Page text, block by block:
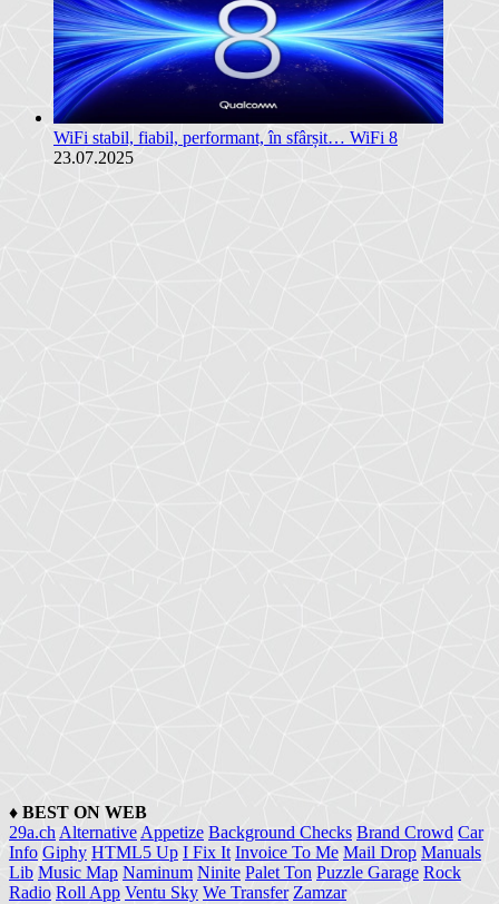
WiFi stabil, fiabil, performant, în sfârșit… WiFi 8
23.07.2025
♦ BEST ON WEB
29a.ch Alternative Appetize Background Checks Brand Crowd Car
Info Giphy HTML5 Up I Fix It Invoice To Me Mail Drop Manuals
Lib Music Map Naminum Ninite Palet Ton Puzzle Garage Rock
Radio Roll App Ventu Sky We Transfer Zamzar